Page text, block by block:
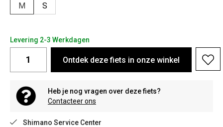
M S
Levering 2-3 Werkdagen
Ontdek deze fiets in onze winkel
Heb je nog vragen over deze fiets?
Contacteer ons
Shimano Service Center